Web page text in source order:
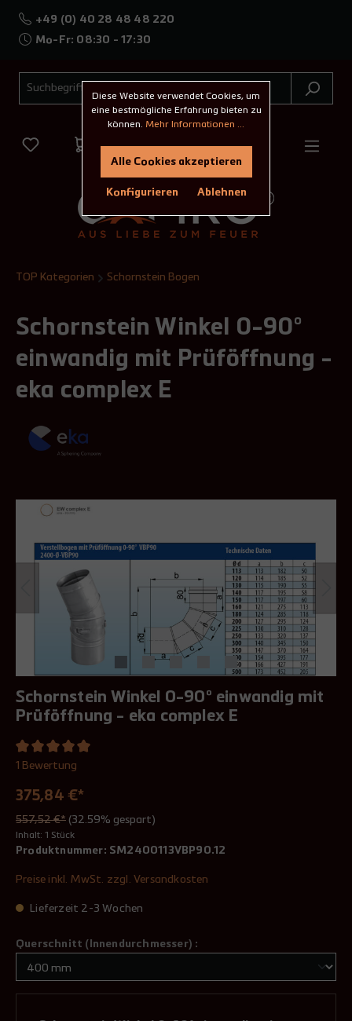
+49 (0) 40 28 48 48 220
Mo-Fr: 08:30 - 17:30
TOP Kategorien Schornstein Bogen
Schornstein Winkel 0-90°
einwandig mit Prüföffnung -
eka complex E
Schornstein Winkel 0-90° einwandig mit
Prüföffnung - eka complex E
1 Bewertung
375,84 €*
557,52 €* (32.59% gespart)
Inhalt: 1 Stück
Produktnummer: SM2400113VBP90.12
Preise inkl. MwSt. zzgl. Versandkosten
Lieferzeit 2-3 Wochen
Querschnitt (Innendurchmesser) :
Diese Website verwendet Cookies, um
eine bestmögliche Erfahrung bieten zu
können. Mehr Informationen ...
Ablehnen
Konfigurieren
Alle Cookies akzeptieren